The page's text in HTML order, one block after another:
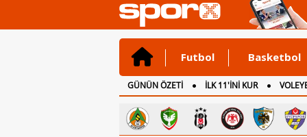
Futbol Basketbol
GÜNÜN ÖZETİ İLK 11'İNİ KUR
CANLI ANLATIM
İNGİLTERE